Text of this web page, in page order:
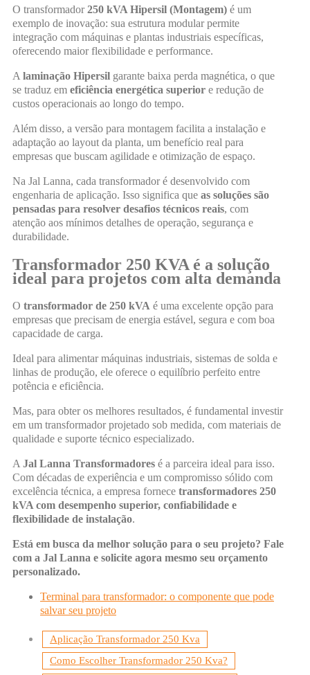
O transformador250 kVA Hipersil (Montagem) é um
exemplo de inovação: sua estrutura modular permite
integração com máquinas e plantas industriais específicas,
oferecendo maior flexibilidade e performance.
A laminação Hipersil garante baixa perda magnética, o que
se traduz em eficiência energética superior e redução de
custos operacionais ao longo do tempo.
Além disso, a versão para montagem facilita a instalação e
adaptação ao layout da planta, um benefício real para
empresas que buscam agilidade e otimização de espaço.
Na Jal Lanna, cada transformador é desenvolvido com
engenharia de aplicação. Isso significa que as soluções são
pensadas para resolver desafios técnicos reais, com
atenção aos mínimos detalhes de operação, segurança e
durabilidade.
Transformador 250 KVA é a solução
ideal para projetos com alta demanda
O transformador de 250 kVA é uma excelente opção para
empresas que precisam de energia estável, segura e com boa
capacidade de carga.
Ideal para alimentar máquinas industriais, sistemas de solda e
linhas de produção, ele oferece o equilíbrio perfeito entre
potência e eficiência.
Mas, para obter os melhores resultados, é fundamental investir
em um transformador projetado sob medida, com materiais de
qualidade e suporte técnico especializado.
A Jal Lanna Transformadores é a parceira ideal para isso.
Com décadas de experiência e um compromisso sólido com
excelência técnica, a empresa fornece transformadores 250
kVA com desempenho superior, confiabilidade e
flexibilidade de instalação.
Está em busca da melhor solução para o seu projeto? Fale
com a Jal Lanna e solicite agora mesmo seu orçamento
personalizado.
Terminal para transformador: o componente que pode
salvar seu projeto
Aplicação Transformador 250 Kva
Como Escolher Transformador 250 Kva?